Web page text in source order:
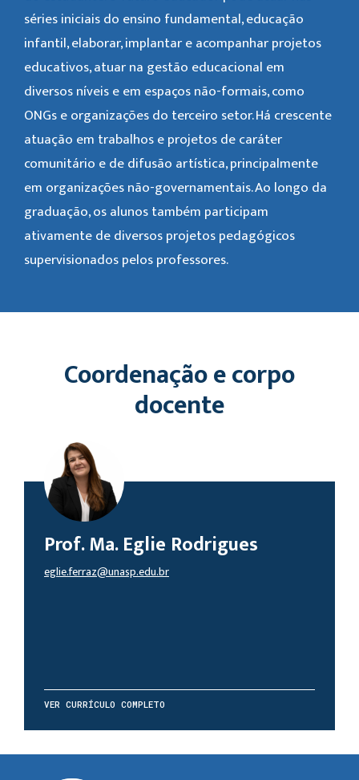
séries iniciais do ensino fundamental, educação
infantil, elaborar, implantar e acompanhar projetos
educativos, atuar na gestão educacional em
diversos níveis e em espaços não-formais, como
ONGs e organizações do terceiro setor. Há crescente
atuação em trabalhos e projetos de caráter
comunitário e de difusão artística, principalmente
em organizações não-governamentais. Ao longo da
graduação, os alunos também participam
ativamente de diversos projetos pedagógicos
supervisionados pelos professores.
Coordenação e corpo
docente
Prof. Ma. Eglie Rodrigues
eglie.ferraz@unasp.edu.br
VER CURRÍCULO COMPLETO